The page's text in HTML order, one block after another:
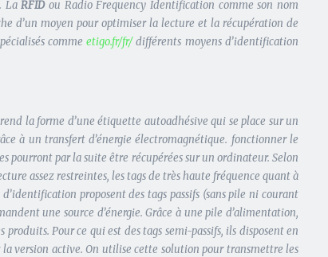
LaRFIDou Radio Frequency Identification comme son nom
d’un moyen pour optimiser la lecture et la récupération de
commeetigo.fr/fr/différents moyens d’identification
la forme d’une étiquette autoadhésive qui se place sur un
à un transfert d’énergie électromagnétique. fonctionner le
pourront par la suite être récupérées sur un ordinateur. Selon
assez restreintes, les tags de très haute fréquence quant à
proposent des tags passifs (sans pile ni courant
une source d’énergie. Grâce à une pile d’alimentation,
Pour ce qui est des tags semi-passifs, ils disposent en
version active. On utilise cette solution pour transmettre les